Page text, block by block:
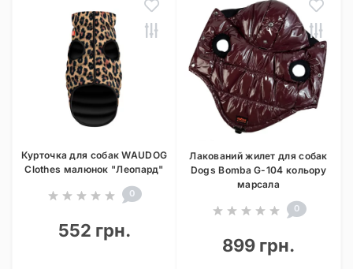
Курточка для собак WAUDOG
Clothes малюнок "Леопард"
0
552 грн.
Лакований жилет для собак
Dogs Bomba G-104 кольору
марсала
0
899 грн.